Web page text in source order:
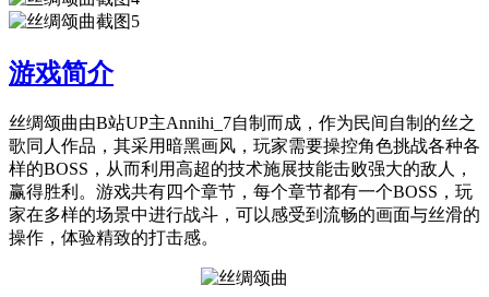
游戏简介
丝绸颂曲由B站UP主Annihi_7自制而成，作为民间自制的丝之
歌同人作品，其采用暗黑画风，玩家需要操控角色挑战各种各
样的BOSS，从而利用高超的技术施展技能击败强大的敌人，
赢得胜利。游戏共有四个章节，每个章节都有一个BOSS，玩
家在多样的场景中进行战斗，可以感受到流畅的画面与丝滑的
操作，体验精致的打击感。